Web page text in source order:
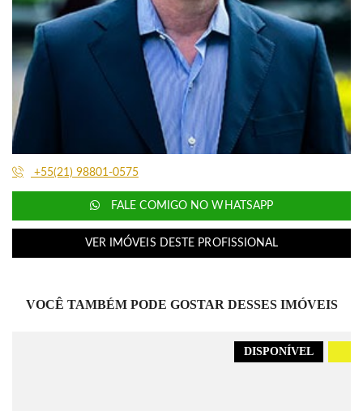
+55(21) 98801-0575
FALE COMIGO NO WHATSAPP
VER IMÓVEIS DESTE PROFISSIONAL
VOCÊ TAMBÉM PODE GOSTAR DESSES IMÓVEIS
DISPONÍVEL